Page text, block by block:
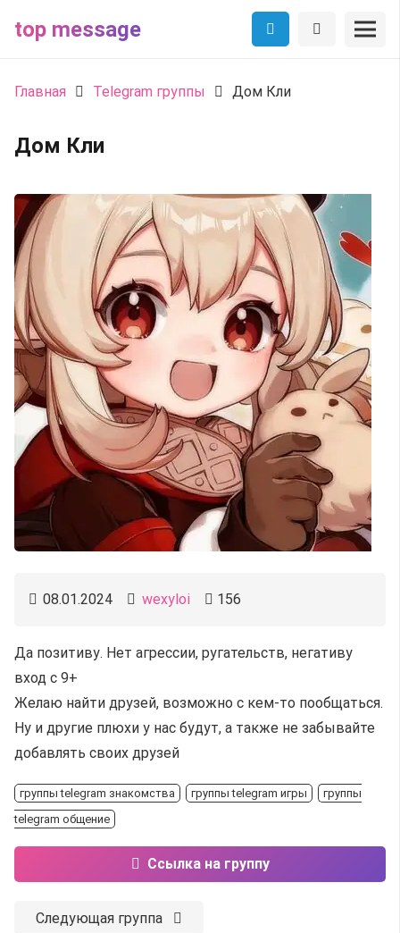
top message
Главная Telegram группы Дом Кли
Дом Кли
08.01.2024 wexyloi 156
Да позитиву. Нет агрессии, ругательств, негативу
вход с 9+
Желаю найти друзей, возможно с кем-то пообщаться.
Ну и другие плюхи у нас будут, а также не забывайте
добавлять своих друзей
группы telegram знакомства группы telegram игры
группы
telegram общение
Ссылка на группу
Следующая группа